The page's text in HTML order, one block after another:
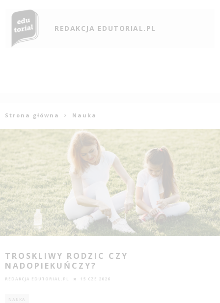
REDAKCJA EDUTORIAL.PL
Strona główna Nauka
TROSKLIWY RODZIC CZY
NADOPIEKUŃCZY?
REDAKCJA EDUTORIAL.PL 15 CZE 2026
NAUKA